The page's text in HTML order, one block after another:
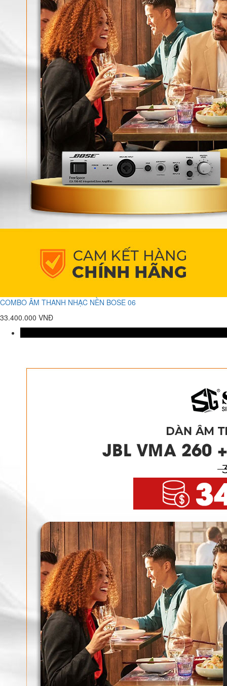
COMBO ÂM THANH NHẠC NỀN BOSE 06
33.400.000 VNĐ